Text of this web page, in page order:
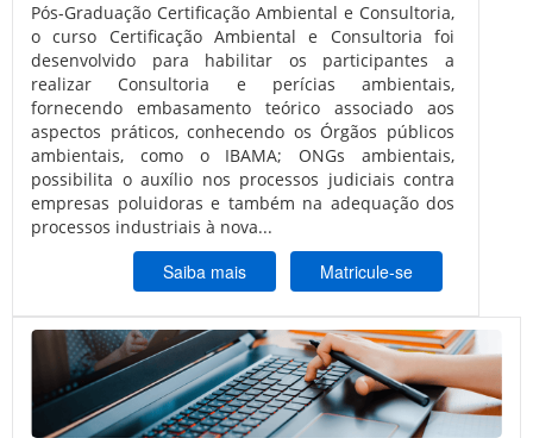
Pós-Graduação Certificação Ambiental e Consultoria,
o curso Certificação Ambiental e Consultoria foi
desenvolvido para habilitar os participantes a
realizar Consultoria e perícias ambientais,
fornecendo embasamento teórico associado aos
aspectos práticos, conhecendo os Órgãos públicos
ambientais, como o IBAMA; ONGs ambientais,
possibilita o auxílio nos processos judiciais contra
empresas poluidoras e também na adequação dos
processos industriais à nova...
Saiba mais Matricule-se